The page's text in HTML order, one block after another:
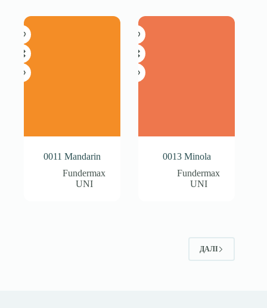
0011 Mandarin
Fundermax
UNI
0013 Minola
Fundermax
UNI
ДАЛІ